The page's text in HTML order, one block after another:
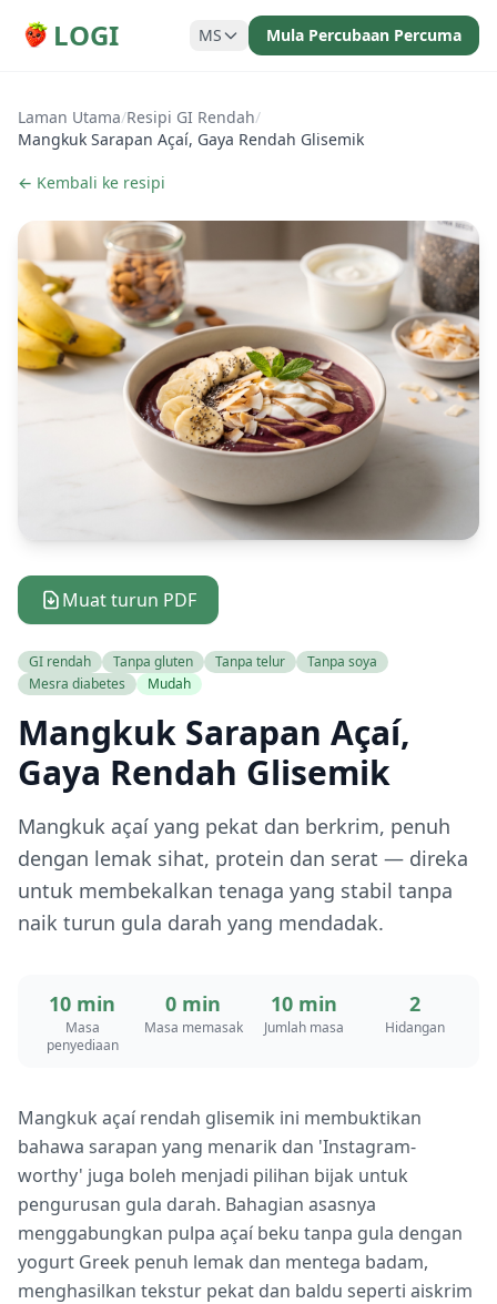
LOGI MS Mula Percubaan Percuma
Laman Utama/Resipi GI Rendah/
Mangkuk Sarapan Açaí, Gaya Rendah Glisemik
← Kembali ke resipi
Muat turun PDF
GI rendah Tanpa gluten Tanpa telur
Tanpa soya
Mesra diabetes
Mudah
Mangkuk Sarapan Açaí,
Gaya Rendah Glisemik
Mangkuk açaí yang pekat dan berkrim, penuh
dengan lemak sihat, protein dan serat — direka
untuk membekalkan tenaga yang stabil tanpa
naik turun gula darah yang mendadak.
10 min
Masa
penyediaan
0 min
Masa memasak
10 min
Jumlah masa
2
Hidangan
Mangkuk açaí rendah glisemik ini membuktikan
bahawa sarapan yang menarik dan 'Instagram-
worthy' juga boleh menjadi pilihan bijak untuk
pengurusan gula darah. Bahagian asasnya
menggabungkan pulpa açaí beku tanpa gula dengan
yogurt Greek penuh lemak dan mentega badam,
menghasilkan tekstur pekat dan baldu seperti aiskrim